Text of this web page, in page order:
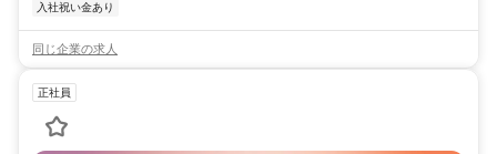
入社祝い金あり
同じ企業の求人
正社員